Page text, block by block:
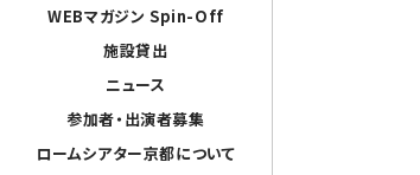
WEBマガジン Spin-Off
施設貸出
ニュース
参加者・出演者募集
ロームシアター京都について